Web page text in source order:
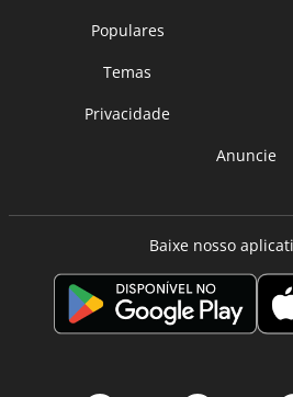
Populares
Temas
Privacidade
Anuncie
Baixe nosso